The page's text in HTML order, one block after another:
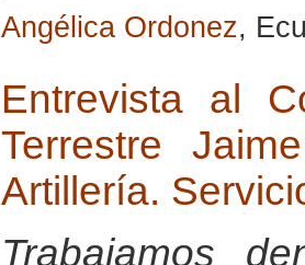
Angélica Ordonez,
Entrevista al
Terrestre
Artillería.
Trabajamos